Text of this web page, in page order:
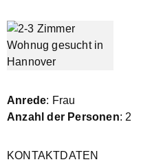
Anrede: Frau
Anzahl der Personen: 2
KONTAKTDATEN